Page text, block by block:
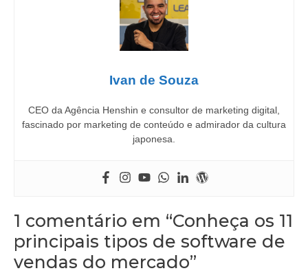
Ivan de Souza
CEO da Agência Henshin e consultor de marketing digital,
fascinado por marketing de conteúdo e admirador da cultura
japonesa.
1 comentário em “Conheça os 11
principais tipos de software de
vendas do mercado”